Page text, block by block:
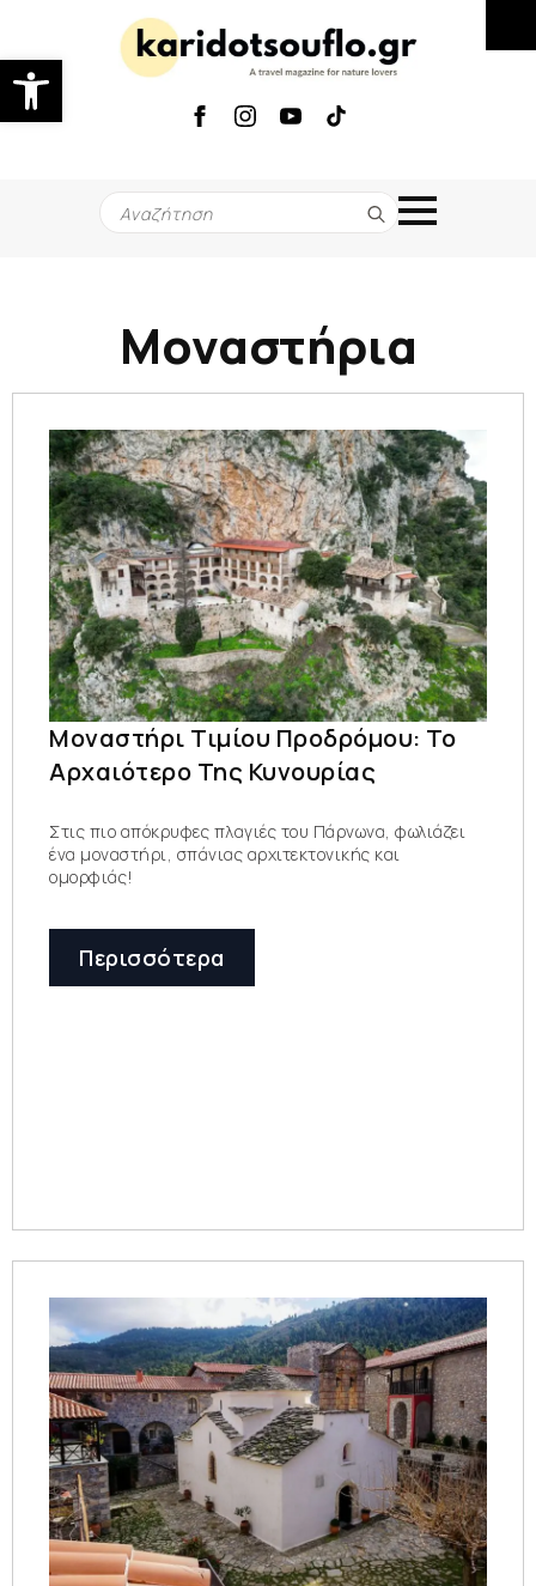
Ανοίξτε τη γραμμή εργαλείων
Search
for:
Μοναστήρια
Μοναστήρι Τιμίου Προδρόμου: Το
Αρχαιότερο Της Κυνουρίας
Στις πιο απόκρυφες πλαγιές του Πάρνωνα, φωλιάζει
ένα μοναστήρι, σπάνιας αρχιτεκτονικής και
ομορφιάς!
Περισσότερα